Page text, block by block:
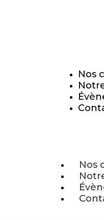
Nos
Nos